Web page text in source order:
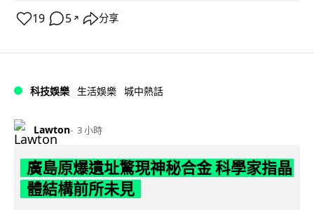
19 5 ↗ 分享
科技娛樂 生活娛樂 城中熱話
Lawton 3 小時
廣島原爆遺址驚現神秘合金 科學家指晶
體結構前所未見